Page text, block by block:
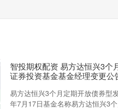
智投期权配资 易方达恒兴3个
证券投资基金基金经理变更公
易方达恒兴3个月定期开放债券型
年7月17日基金名称易方达恒兴3